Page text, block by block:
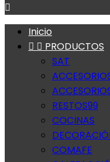

Inicio
  PRODUCTOS
SAT
RESTOS99
COCINAS
COMAFE